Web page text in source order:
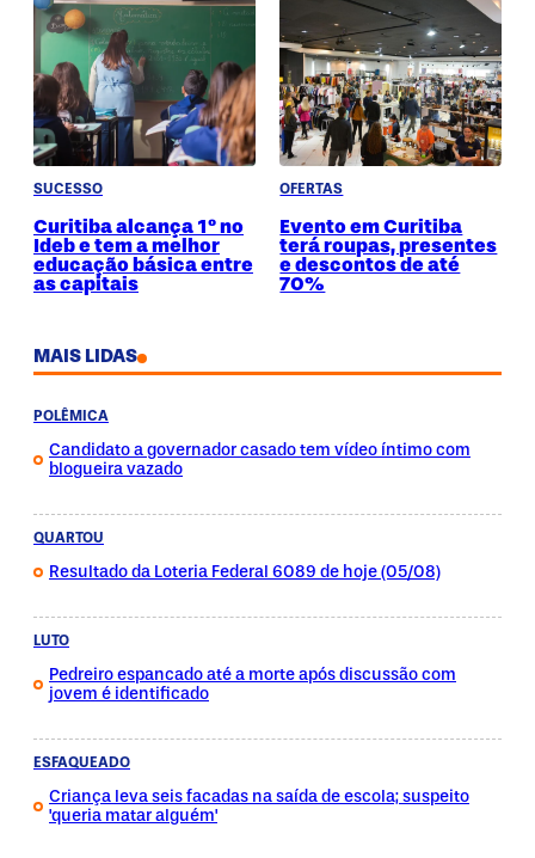
SUCESSO
Curitiba alcança 1º no
Ideb e tem a melhor
educação básica entre
as capitais
OFERTAS
Evento em Curitiba
terá roupas, presentes
e descontos de até
70%
MAIS LIDAS
POLÊMICA
Candidato a governador casado tem vídeo íntimo com
blogueira vazado
QUARTOU
Resultado da Loteria Federal 6089 de hoje (05/08)
LUTO
Pedreiro espancado até a morte após discussão com
jovem é identificado
ESFAQUEADO
Criança leva seis facadas na saída de escola; suspeito
'queria matar alguém'